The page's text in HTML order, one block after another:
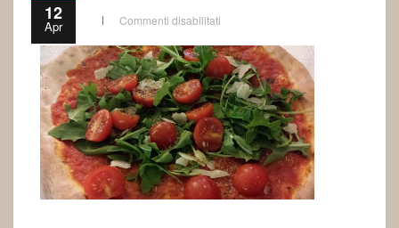
12
Apr Commenti disabilitati